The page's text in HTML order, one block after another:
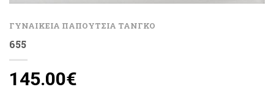
ΓΥΝΑΙΚΕΙΑ ΠΑΠΟΥΤΣΙΑ ΤΑΝΓΚΟ
655
145.00€